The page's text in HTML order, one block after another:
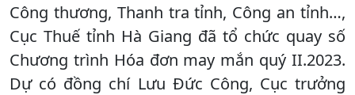
Công thương, Thanh tra tỉnh, Công an tỉnh…,
Cục Thuế tỉnh Hà Giang đã tổ chức quay số
Chương trình Hóa đơn may mắn quý II.2023.
Dự có đồng chí Lưu Đức Công, Cục trưởng